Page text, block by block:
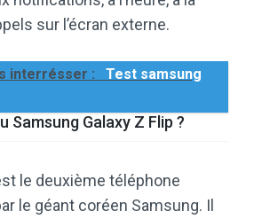
sur l’écran externe.
interrésser :
Test samsung
Samsung Galaxy Z Flip ?
le deuxième téléphone
le géant coréen Samsung. Il